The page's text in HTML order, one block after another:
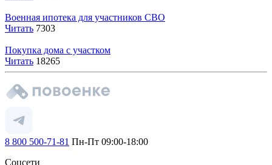
Военная ипотека для участников СВО
Читать 7303
Покупка дома с участком
Читать 18265
8 800 500-71-81 Пн-Пт 09:00-18:00
Соцсети